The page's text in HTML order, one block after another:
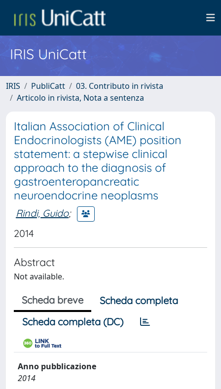
IRIS UniCatt
IRIS PubliCatt
03. Contributo in rivista
Articolo in rivista, Nota a sentenza
Italian Association of Clinical
Endocrinologists (AME) position
statement: a stepwise clinical
approach to the diagnosis of
gastroenteropancreatic
neuroendocrine neoplasms
Rindi, Guido;
2014
Abstract
Not available.
Scheda breve
Scheda completa
Scheda completa (DC)
Anno pubblicazione
2014